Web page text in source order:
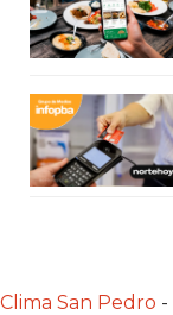
ONLINE
CON
POR
WHATSAPP
TIENDA
ARGENTINA:
Clima San Pedro -